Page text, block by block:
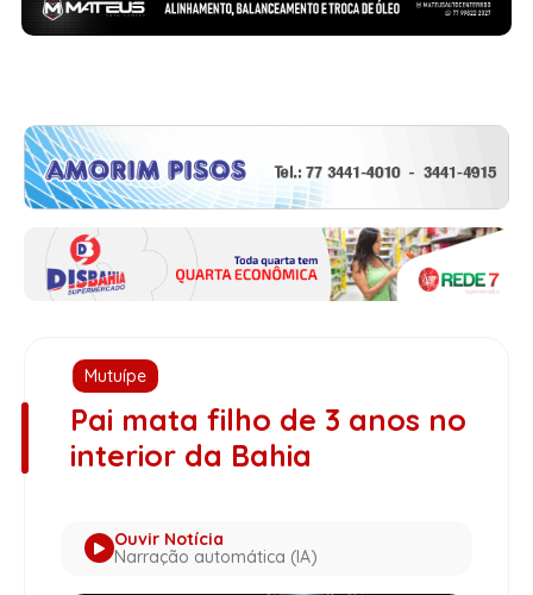
Mutuípe
Pai mata filho de 3 anos no
interior da Bahia
Ouvir Notícia
Narração automática (IA)